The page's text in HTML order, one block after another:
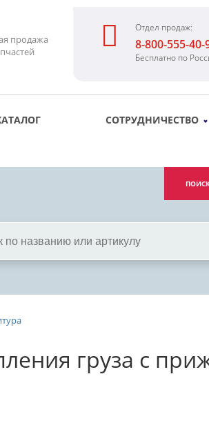
продажа
Отдел продаж:
8-800-555-40-
Бесплатно по
СОТРУДНИЧЕСТВО
груза с